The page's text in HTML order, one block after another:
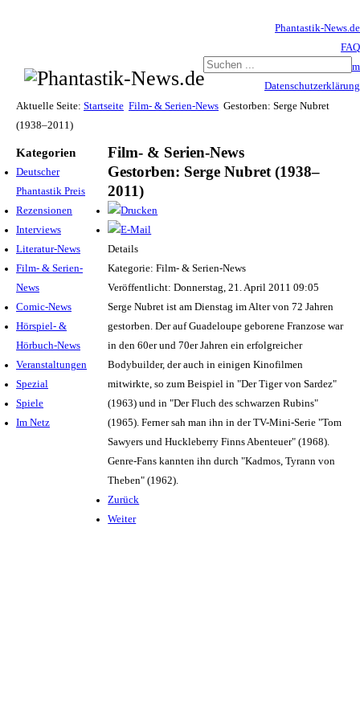
Phantastik-News.de
FAQ
Impressum
Datenschutzerklärung
Haftungsausschluss
Aktuelle Seite: Startseite Film- & Serien-News Gestorben: Serge Nubret
(1938–2011)
Kategorien
Deutscher
Phantastik Preis
Rezensionen
Interviews
Literatur-News
Film- & Serien-
News
Comic-News
Hörspiel- &
Hörbuch-News
Veranstaltungen
Spezial
Spiele
Im Netz
Film- & Serien-News
Gestorben: Serge Nubret (1938–
2011)
Details
Kategorie: Film- & Serien-News
Veröffentlicht: Donnerstag, 21. April 2011 09:05
Serge Nubret ist am Dienstag im Alter von 72 Jahren
gestorben. Der auf Guadeloupe geborene Franzose war
in den 60er und 70er Jahren ein erfolgreicher
Bodybuilder, der auch in einigen Kinofilmen
mitwirkte, so zum Beispiel in "Der Tiger von Sardez"
(1963) und in "Der Fluch des schwarzen Rubins"
(1965). Ferner sah man ihn in der TV-Mini-Serie "Tom
Sawyers und Huckleberry Finns Abenteuer" (1968).
Genre-Fans kannten ihn durch "Kadmos, Tyrann von
Theben" (1962).
Zurück
Weiter